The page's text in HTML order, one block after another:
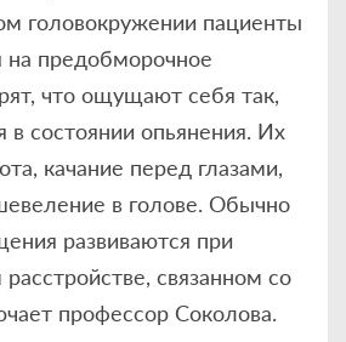
головокружении пациенты
на предобморочное
что ощущают себя так,
в состоянии опьянения. Их
качание перед глазами,
в голове. Обычно
развиваются при
связанном со
профессор Соколова.